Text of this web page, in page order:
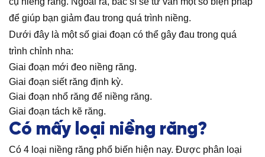
để giúp bạn giảm đau trong quá trình niềng.
Dưới đây là một số giai đoạn có thể gây đau trong quá
trình chỉnh nha:
Giai đoạn mới đeo niềng răng.
Giai đoạn siết răng định kỳ.
Giai đoạn nhổ răng để niềng răng.
Giai đoạn tách kẽ răng.
Có mấy loại niềng răng?
Có 4 loại niềng răng phổ biến hiện nay. Được phân loại